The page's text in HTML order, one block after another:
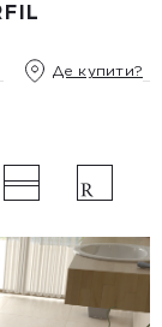
Де купити?